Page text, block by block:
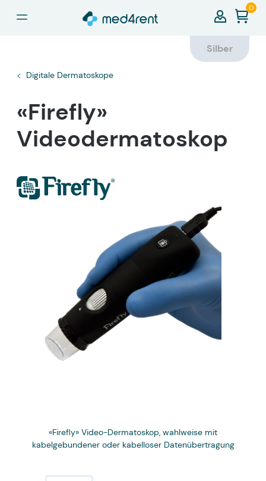
springen 0
Silber
Digitale Dermatoskope
«Firefly»
Videodermatoskop
«Firefly» Video-Dermatoskop, wahlweise mit
kabelgebundener oder kabelloser Datenübertragung